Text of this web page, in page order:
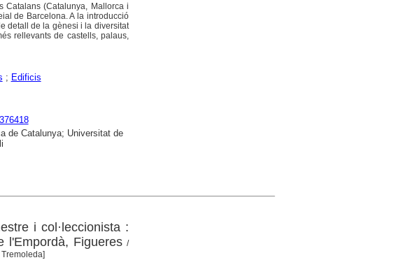
Catalans (Catalunya, Mallorca i
de Barcelona. A la introducció
detall de la gènesi i la diversitat
rellevants de castells, palaus,
; Edificis
de Catalunya; Universitat de
i col·leccionista :
Figueres /